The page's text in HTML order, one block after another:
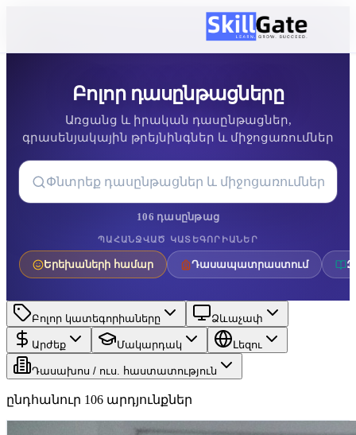
Բոլոր դասընթացները
Առցանց և իրական դասընթացներ,
գրասենյակային թրեյնինգներ և միջոցառումներ
106 դասընթաց
ՊԱՀԱՆՋՎԱԾ ԿԱՏԵԳՈՐԻԱՆԵՐ
Երեխաների համար Դասապատրաստում
Բոլոր կատեգորիաները Ձևաչափ
Արժեք Մակարդակ Լեզու
Դասախոս / ուս. հաստատություն
ընդհանուր 106 արդյունքներ